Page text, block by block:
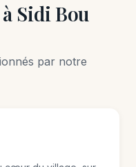
Sidi Bou
par notre